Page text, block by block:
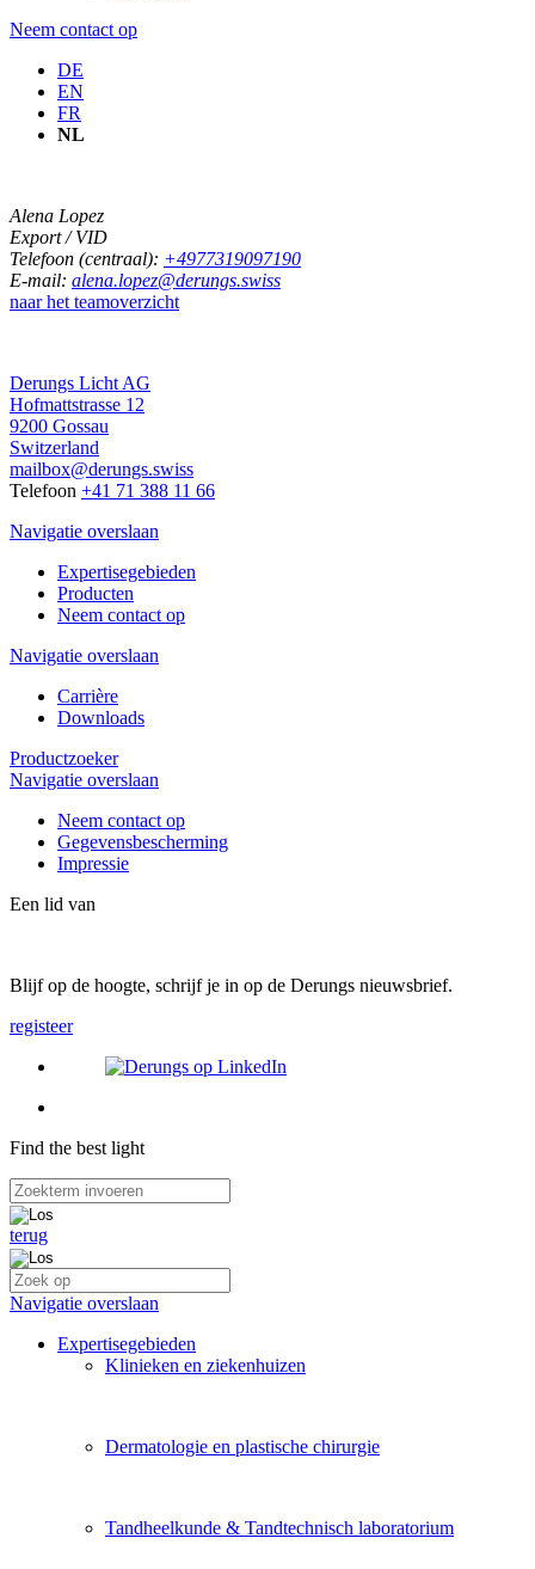
Neem contact op
DE
EN
FR
NL
Alena Lopez
Export / VID
Telefoon (centraal): +4977319097190
E-mail: alena.lopez@derungs.swiss
naar het teamoverzicht
Derungs Licht AG
Hofmattstrasse 12
9200 Gossau
Switzerland
mailbox@derungs.swiss
Telefoon +41 71 388 11 66
Navigatie overslaan
Expertisegebieden
Producten
Neem contact op
Navigatie overslaan
Carrière
Downloads
Productzoeker
Navigatie overslaan
Neem contact op
Gegevensbescherming
Impressie
Een lid van
Blijf op de hoogte, schrijf je in op de Derungs nieuwsbrief.
registeer
Find the best light
terug
Navigatie overslaan
Expertisegebieden
Klinieken en ziekenhuizen
Dermatologie en plastische chirurgie
Tandheelkunde & Tandtechnisch laboratorium